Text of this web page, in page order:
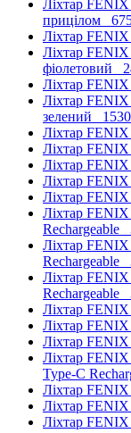
Ліхтар
прицілом
Ліхтар
Ліхтар
фіолетовий
Ліхтар
Ліхтар
зелений
Ліхтар
Ліхтар
Ліхтар
Ліхтар
Ліхтар
Ліхтар
Rechargeable
Ліхтар
Rechargeable
Ліхтар
Rechargeable
Ліхтар
Ліхтар
Ліхтар
Ліхтар
Type-C
Ліхтар
Ліхтар
Ліхтар